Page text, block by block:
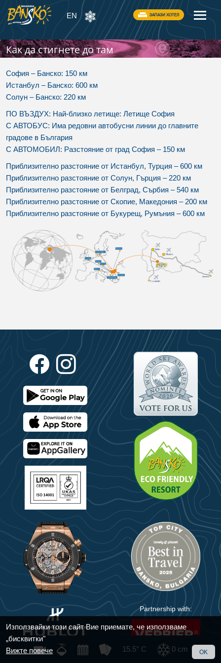
EN
15.5° C 0 cm
ЗАПАЗИ ХОТЕЛ
Как да стигнете до там
София – Банско: 150 км
Истанбул – Банско: 600 км
Солун – Банско: 220 км
ПО ВЪЗДУХ: Най-близко летище: Летище София
С АВТОБУС: Има редовни автобусни линии до главните
градове в България
С АВТОМОБИЛ: Разстояние от град София – 150 км
Приблизително разстояние от Истанбул, Турция – 600 км
Приблизително разстояние от Солун, Гърция – 220 км
Приблизително разстояние от Белград, Сърбия – 540 км
Приблизително разстояние от Скопие, Македония – 200 км
Приблизително разстояние от Букурещ, Румъния – 600 км
Partnership with:
Използвайки този сайт Вие приемате, че използваме
„бисквитки"
Вижте повече
OK